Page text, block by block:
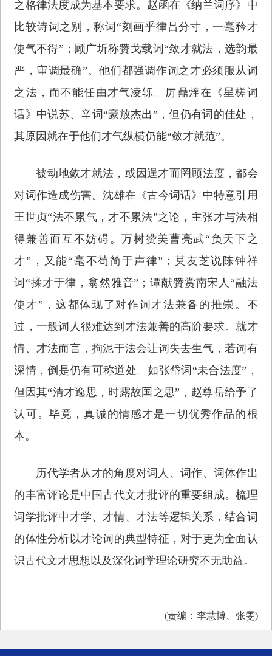
之格律法度成为基本要求。赵函在《纳兰词序》中
比较诗词之别，称词“刻画乎律吕分寸，一毫矜才
使气不得”；顾广圻称赞戈载词“敛才就法，选韵最
严，审调最确”。他们都强调作词之才必须服从词
之法，而不能任由才气凌轹。厉鼎煃在《星槎词
话》中说苏、辛词“豪放杰出”，但仍有词的佳处，
其原因就在于他们才气纵横仍能“敛才就范”。
被动地敛才就法，或因逞才而罔顾法度，都会
对词作造成伤害。沈雄在《古今词话》中特意引用
王世贞“法不累气，才不累法”之论，主张才与法相
得兼善而互不妨碍。万树赞美曹亮武“负天下之
才”，又能“毫不苟简于声律”；莫友芝说陈钟祥
词“揉才于律，翕然雅音”；谭献赞赏南宋人“融法
使才”，这都体现了对作词才法兼备的推崇。不
过，一般词人很难达到才法兼善的高阶要求。就才
情、才法而言，拘泥于法会让词失去生气，若词有
深情，倒是仍有可称道处。如张岱词“未合法度”，
但因其“清才逸思，时露故国之思”，赵尊岳给予了
认可。毕竟，真诚的情感才是一切优秀作品的根
本。
历代学者从才的角度对词人、词作、词体作出
的丰富评论是中国古代文才批评的重要组成。梳理
词学批评中才学、才情、才法等逻辑关系，结合词
的体性分析以才论词的典型特征，对于更为全面认
识古代文才思想以及深化词学理论研究不无助益。
(责编：李慧博、张雯)